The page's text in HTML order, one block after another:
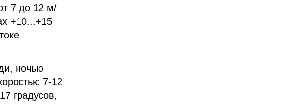
7 до 12 м/
+10...+15
ночью
7-12
градусов,